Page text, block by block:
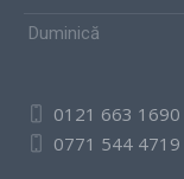
Duminică
0121 663 1690
0771 544 4719